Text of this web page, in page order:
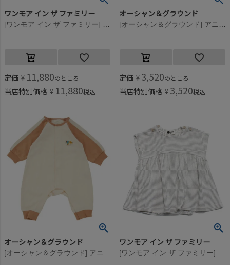
ワンモア イン ザ ファミリー
[ワンモア イン ザ ファミリー] BLANCAニットロンパース グレー(GRAY)
定価 ¥ 11,880のところ
当店特別価格 ¥ 11,880税込
オーシャン＆グラウンド
[オーシャン＆グラウンド] アニマルワッペン新生児ロンパス ライトグリーン(LG)
定価 ¥ 3,520のところ
当店特別価格 ¥ 3,520税込
オーシャン＆グラウンド
[オーシャン＆グラウンド] アニマルワッペン新生児ロンパス ベージュ(BE)
ワンモア イン ザ ファミリー
[ワンモア イン ザ ファミリー] LENA(ボーダーワンピース) スモーキーアイボリー(107)